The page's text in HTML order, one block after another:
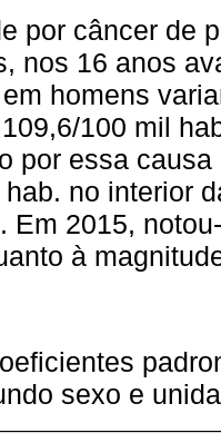
por câncer de
nos 16 anos
homens
100 mil
por essa
no interior
Em 2015,
à
sexo e